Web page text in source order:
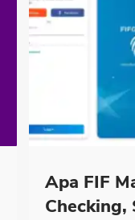
Apa FIF
Checking,